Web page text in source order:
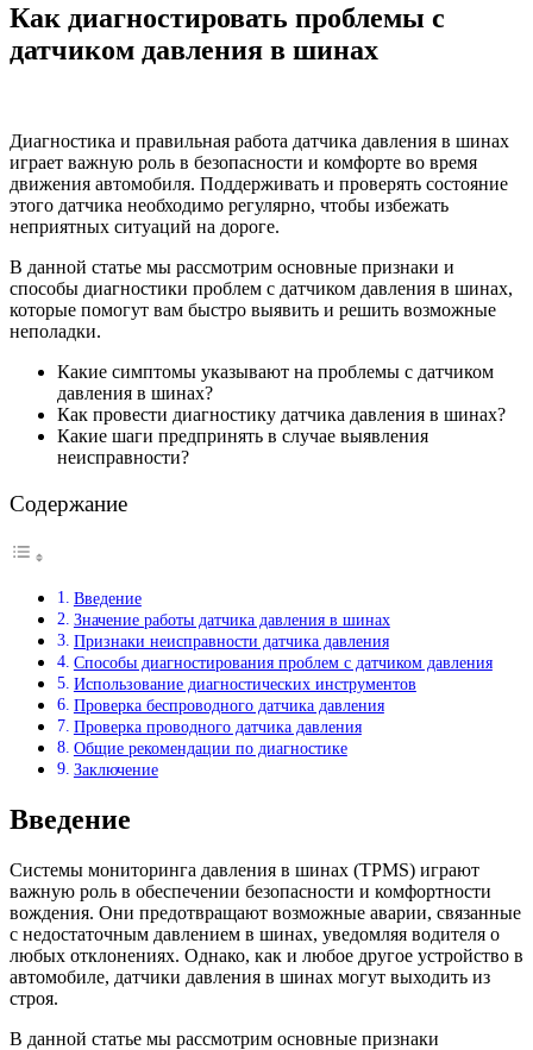
Как диагностировать проблемы с
датчиком давления в шинах
Диагностика и правильная работа датчика давления в шинах
играет важную роль в безопасности и комфорте во время
движения автомобиля. Поддерживать и проверять состояние
этого датчика необходимо регулярно, чтобы избежать
неприятных ситуаций на дороге.
В данной статье мы рассмотрим основные признаки и
способы диагностики проблем с датчиком давления в шинах,
которые помогут вам быстро выявить и решить возможные
неполадки.
Какие симптомы указывают на проблемы с датчиком
давления в шинах?
Как провести диагностику датчика давления в шинах?
Какие шаги предпринять в случае выявления
неисправности?
Содержание
Введение
Значение работы датчика давления в шинах
Признаки неисправности датчика давления
Способы диагностирования проблем с датчиком давления
Использование диагностических инструментов
Проверка беспроводного датчика давления
Проверка проводного датчика давления
Общие рекомендации по диагностике
Заключение
Введение
Системы мониторинга давления в шинах (TPMS) играют
важную роль в обеспечении безопасности и комфортности
вождения. Они предотвращают возможные аварии, связанные
с недостаточным давлением в шинах, уведомляя водителя о
любых отклонениях. Однако, как и любое другое устройство в
автомобиле, датчики давления в шинах могут выходить из
строя.
В данной статье мы рассмотрим основные признаки